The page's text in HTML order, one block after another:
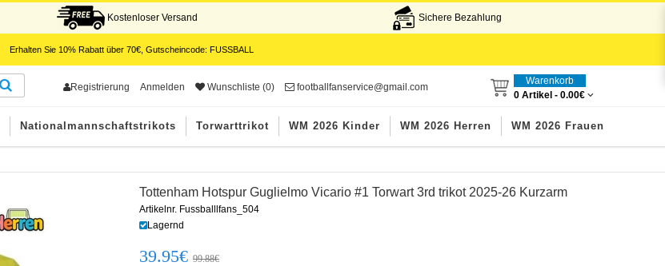
Kostenloser Versand Sichere Bezahlung
Erhalten Sie 10%Rabatt über 70€, Gutscheincode: FUSSBALL
Registrierung Anmelden Wunschliste (0) footballfanservice@gmail.com
Warenkorb
0 Artikel - 0.00€
Nationalmannschaftstrikots Torwarttrikot WM 2026 Kinder WM 2026 Herren WM 2026 Frauen
Tottenham Hotspur Guglielmo Vicario #1 Torwart 3rd trikot 2025-26 Kurzarm
Artikelnr. Fussballlfans_504
Lagernd
39.95€ 99.88€